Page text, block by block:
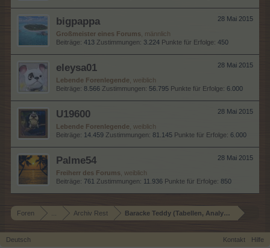
28 Mai 2015
bigpappa
Großmeister eines Forums , männlich
Beiträge: 413 Zustimmungen: 3.224 Punkte für Erfolge: 450
28 Mai 2015
eleysa01
Lebende Forenlegende , weiblich
Beiträge: 8.566 Zustimmungen: 56.795 Punkte für Erfolge: 6.000
28 Mai 2015
U19600
Lebende Forenlegende , weiblich
Beiträge: 14.459 Zustimmungen: 81.145 Punkte für Erfolge: 6.000
28 Mai 2015
Palme54
Freiherr des Forums , weiblich
Beiträge: 761 Zustimmungen: 11.936 Punkte für Erfolge: 850
Foren Archiv Rest Baracke Teddy (Tabellen, Analysen und
Deutsch Kontakt Hilfe